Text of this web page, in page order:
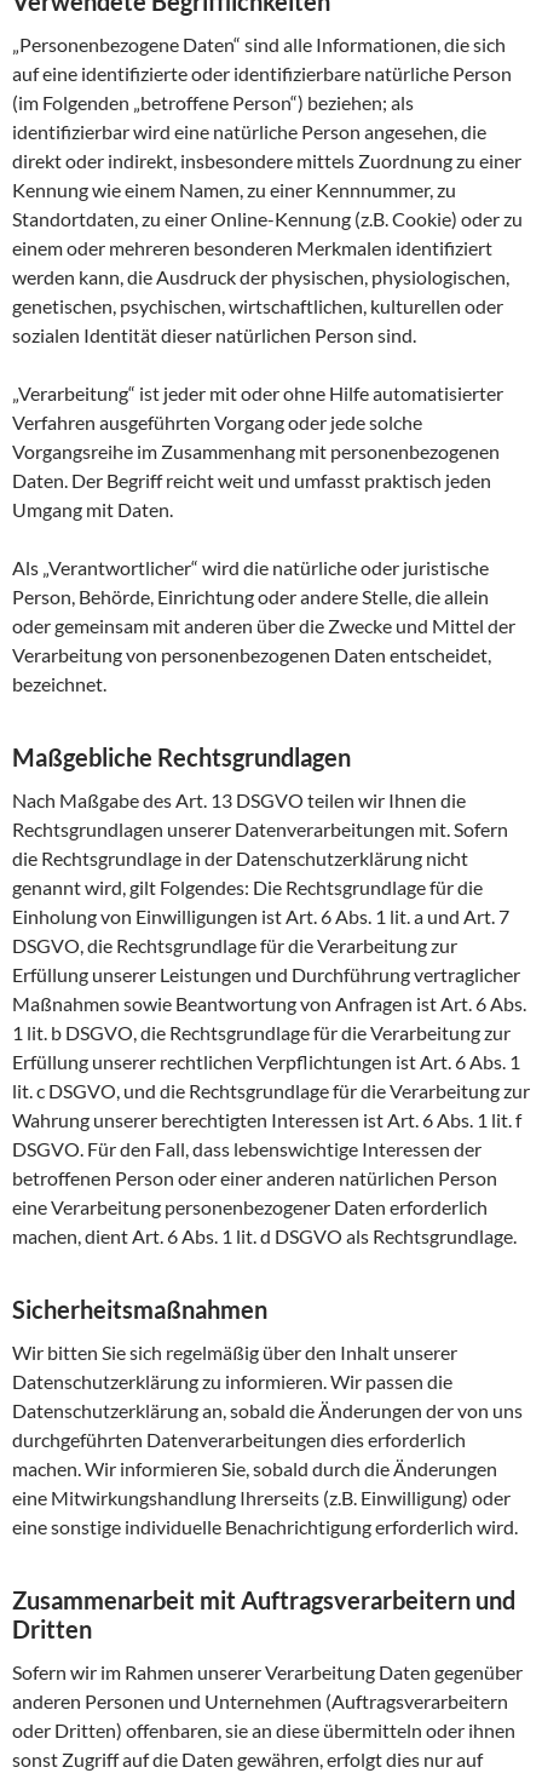
„Personenbezogene Daten“ sind alle Informationen, die sich
auf eine identifizierte oder identifizierbare natürliche Person
(im Folgenden „betroffene Person“) beziehen; als
identifizierbar wird eine natürliche Person angesehen, die
direkt oder indirekt, insbesondere mittels Zuordnung zu einer
Kennung wie einem Namen, zu einer Kennnummer, zu
Standortdaten, zu einer Online-Kennung (z.B. Cookie) oder zu
einem oder mehreren besonderen Merkmalen identifiziert
werden kann, die Ausdruck der physischen, physiologischen,
genetischen, psychischen, wirtschaftlichen, kulturellen oder
sozialen Identität dieser natürlichen Person sind.
„Verarbeitung“ ist jeder mit oder ohne Hilfe automatisierter
Verfahren ausgeführten Vorgang oder jede solche
Vorgangsreihe im Zusammenhang mit personenbezogenen
Daten. Der Begriff reicht weit und umfasst praktisch jeden
Umgang mit Daten.
Als „Verantwortlicher“ wird die natürliche oder juristische
Person, Behörde, Einrichtung oder andere Stelle, die allein
oder gemeinsam mit anderen über die Zwecke und Mittel der
Verarbeitung von personenbezogenen Daten entscheidet,
bezeichnet.
Maßgebliche Rechtsgrundlagen
Nach Maßgabe des Art. 13 DSGVO teilen wir Ihnen die
Rechtsgrundlagen unserer Datenverarbeitungen mit. Sofern
die Rechtsgrundlage in der Datenschutzerklärung nicht
genannt wird, gilt Folgendes: Die Rechtsgrundlage für die
Einholung von Einwilligungen ist Art. 6 Abs. 1 lit. a und Art. 7
DSGVO, die Rechtsgrundlage für die Verarbeitung zur
Erfüllung unserer Leistungen und Durchführung vertraglicher
Maßnahmen sowie Beantwortung von Anfragen ist Art. 6 Abs.
1 lit. b DSGVO, die Rechtsgrundlage für die Verarbeitung zur
Erfüllung unserer rechtlichen Verpflichtungen ist Art. 6 Abs. 1
lit. c DSGVO, und die Rechtsgrundlage für die Verarbeitung zur
Wahrung unserer berechtigten Interessen ist Art. 6 Abs. 1 lit. f
DSGVO. Für den Fall, dass lebenswichtige Interessen der
betroffenen Person oder einer anderen natürlichen Person
eine Verarbeitung personenbezogener Daten erforderlich
machen, dient Art. 6 Abs. 1 lit. d DSGVO als Rechtsgrundlage.
Sicherheitsmaßnahmen
Wir bitten Sie sich regelmäßig über den Inhalt unserer
Datenschutzerklärung zu informieren. Wir passen die
Datenschutzerklärung an, sobald die Änderungen der von uns
durchgeführten Datenverarbeitungen dies erforderlich
machen. Wir informieren Sie, sobald durch die Änderungen
eine Mitwirkungshandlung Ihrerseits (z.B. Einwilligung) oder
eine sonstige individuelle Benachrichtigung erforderlich wird.
Zusammenarbeit mit Auftragsverarbeitern und
Dritten
Sofern wir im Rahmen unserer Verarbeitung Daten gegenüber
anderen Personen und Unternehmen (Auftragsverarbeitern
oder Dritten) offenbaren, sie an diese übermitteln oder ihnen
sonst Zugriff auf die Daten gewähren, erfolgt dies nur auf